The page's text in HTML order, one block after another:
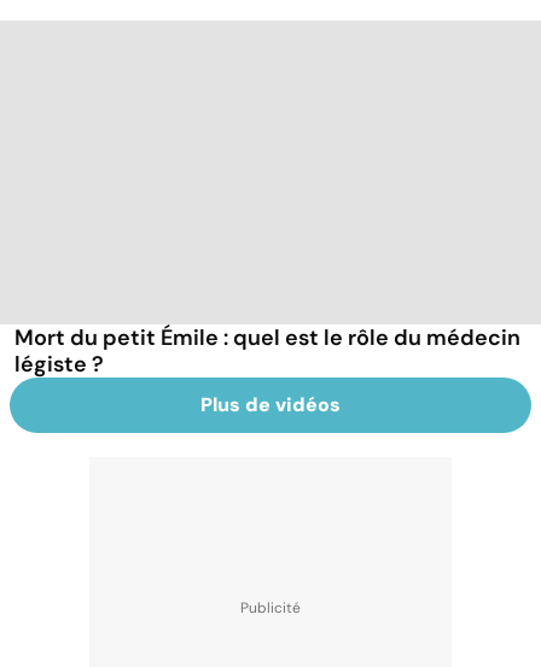
Mort du petit Émile : quel est le rôle du médecin
légiste ?
Plus de vidéos